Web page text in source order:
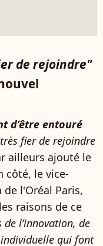
de rejoindre"
d’être entouré
fier de rejoindre
ailleurs ajouté le
côté, le vice-
l'Oréal Paris,
raisons de ce
de l’innovation, de
individuelle qui font